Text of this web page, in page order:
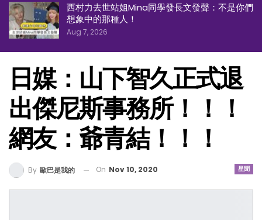
西村力去世站姐Mina同學發長文發聲：不是你們
想象中的那種人！
Aug 7, 2026
日媒：山下智久正式退
出傑尼斯事務所！！！
網友：爺青結！！！
星聞
By 歐巴是我的 On Nov 10, 2020